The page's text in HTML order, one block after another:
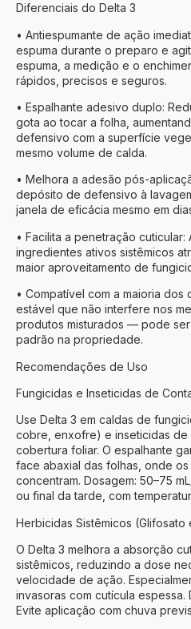
Diferenciais do Delta 3
• Antiespumante de ação
espuma durante o preparo e
espuma, a medição e o
rápidos, precisos e seguros.
• Espalhante adesivo duplo:
gota ao tocar a folha,
defensivo com a superfície
mesmo volume de calda.
• Melhora a adesão pós-
depósito de defensivo à
janela de eficácia mesmo em
• Facilita a penetração cuticular:
ingredientes ativos sistêmicos
maior aproveitamento de
• Compatível com a maioria dos
estável que não interfere nos
produtos misturados — pode
padrão na propriedade.
Recomendações de Uso
Fungicidas e Inseticidas de
Use Delta 3 em caldas de
cobre, enxofre) e inseticidas de
cobertura foliar. O espalhante
face abaxial das folhas, onde
concentram. Dosagem: 50–75
ou final da tarde, com
Herbicidas Sistêmicos (Glifosato
O Delta 3 melhora a absorção
sistêmicos, reduzindo a dose
velocidade de ação.
invasoras com cutícula espessa.
Evite aplicação com chuva